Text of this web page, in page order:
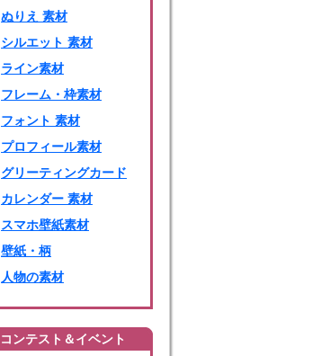
ぬりえ 素材
シルエット 素材
ライン素材
フレーム・枠素材
フォント 素材
プロフィール素材
グリーティングカード
カレンダー 素材
スマホ壁紙素材
壁紙・柄
人物の素材
コンテスト＆イベント